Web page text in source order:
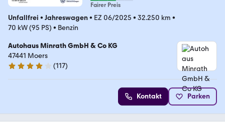
Fairer Preis
Unfallfrei • Jahreswagen• EZ 06/2025 • 32.250 km •
70 kW (95 PS) • Benzin
Autohaus Minrath GmbH & Co KG
47441 Moers
4.1 Sterne
(117)
Kontakt Parken